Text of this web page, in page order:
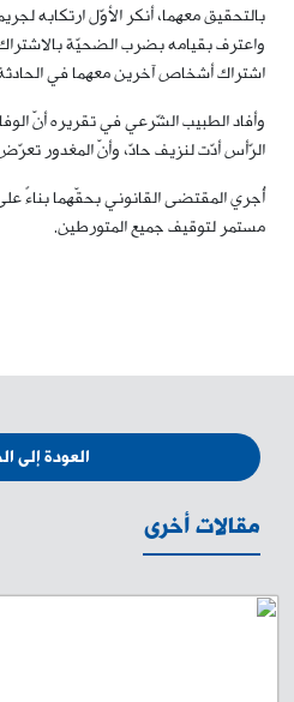
بالتحقيق معهما، أنكر الأوّل ارتكابه
واعترف بقيامه بضرب الضحيّة
اشتراك أشخاص آخرين معهما في
وأفاد الطبيب الشّرعي في تقريره أنّ
الرّأس أدّت لنزيف حادّ، وأنّ المغدور
أُجري المقتضى القانوني بحقّهما بناءً
مستمر لتوقيف جميع المتورطين.
مقالات أخرى
العودة إلى